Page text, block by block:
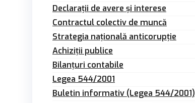
Declarații de avere și interese
Contractul colectiv de muncă
Strategia națională anticorupție
Achiziții publice
Bilanțuri contabile
Legea 544/2001
Buletin informativ (Legea 544/2001)